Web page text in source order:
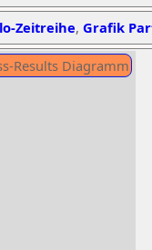
Zeitreihe, Grafik